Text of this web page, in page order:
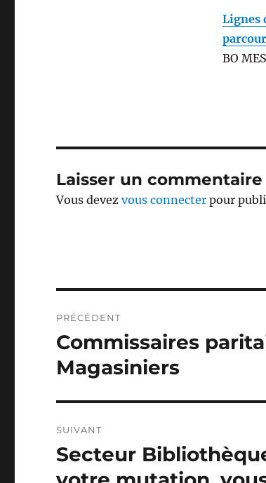
Lignes
BO
Laisser un commentaire
Vous devezvous connecter pour
de
l’article
PRÉCÉDENT
Publication
précédente :
Commissaires
Magasiniers
SUIVANT
Publication
suivante :
Secteur